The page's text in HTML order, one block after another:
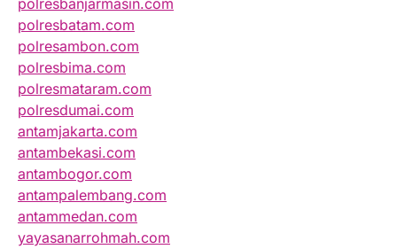
polresbanjarmasin.com
polresbatam.com
polresambon.com
polresbima.com
polresmataram.com
polresdumai.com
antamjakarta.com
antambekasi.com
antambogor.com
antampalembang.com
antammedan.com
yayasanarrohmah.com